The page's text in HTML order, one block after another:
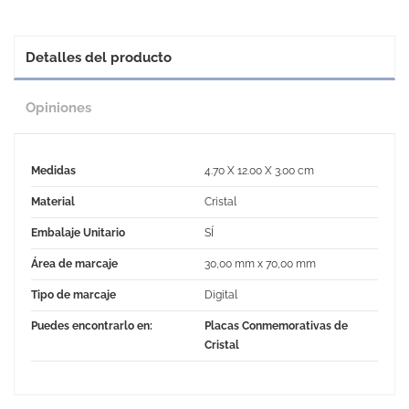
Detalles del producto
Opiniones
Medidas 4.70 X 12.00 X 3.00 cm
Material Cristal
Embalaje Unitario SÍ
Área de marcaje 30,00 mm x 70,00 mm
Tipo de marcaje Digital
Puedes encontrarlo en:
Placas Conmemorativas de
Cristal